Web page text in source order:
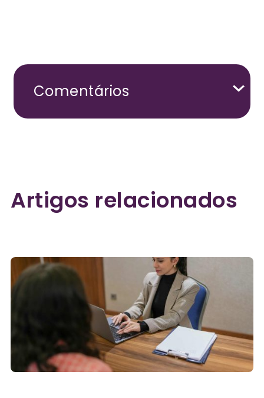
Comentários
Artigos relacionados